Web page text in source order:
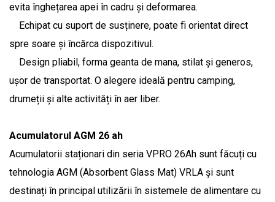
evita înghețarea apei în cadru și deformarea.
Echipat cu suport de susținere, poate fi orientat direct
spre soare și încărca dispozitivul.
Design pliabil, forma geanta de mana, stilat și generos,
ușor de transportat. O alegere ideală pentru camping,
drumeții și alte activități în aer liber.
Acumulatorul AGM 26 ah
Acumulatorii staționari din seria VPRO 26Ah sunt făcuți cu
tehnologia AGM (Absorbent Glass Mat) VRLA și sunt
destinați în principal utilizării în sistemele de alimentare cu